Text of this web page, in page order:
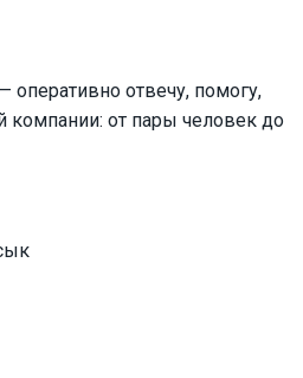
оперативно отвечу, помогу,
компании: от пары человек до